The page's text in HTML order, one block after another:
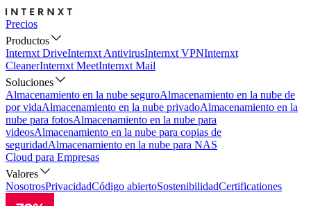
Precios
Productos
Internxt DriveInternxt AntivirusInternxt VPNInternxt
CleanerInternxt MeetInternxt Mail
Soluciones
Almacenamiento en la nube seguroAlmacenamiento en la nube de
por vidaAlmacenamiento en la nube privadoAlmacenamiento en la
nube para fotosAlmacenamiento en la nube para
videosAlmacenamiento en la nube para copias de
seguridadAlmacenamiento en la nube para NAS
Cloud para Empresas
Valores
NosotrosPrivacidadCódigo abiertoSostenibilidadCertificationes